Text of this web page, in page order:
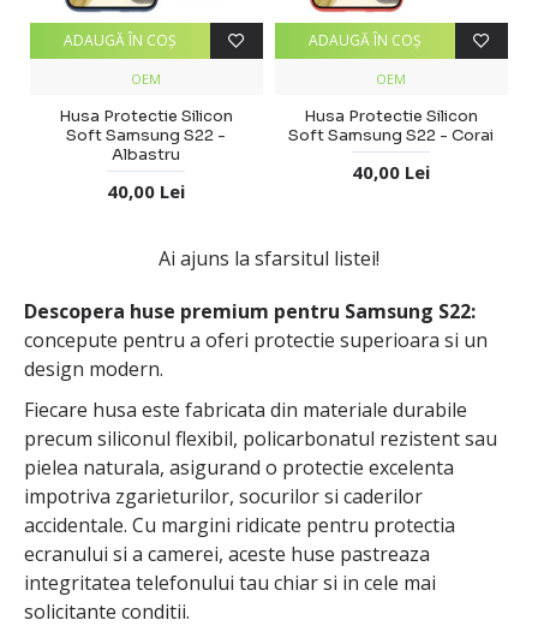
Descopera huse premium pentru Samsung S22:
concepute pentru a oferi protectie superioara si un
design modern.
Fiecare husa este fabricata din materiale durabile
precum siliconul flexibil, policarbonatul rezistent sau
pielea naturala, asigurand o protectie excelenta
impotriva zgarieturilor, socurilor si caderilor
accidentale. Cu margini ridicate pentru protectia
ecranului si a camerei, aceste huse pastreaza
integritatea telefonului tau chiar si in cele mai
solicitante conditii.
OEM
Husa Protectie Silicon
Soft Samsung S22 -
Albastru
40,00 Lei
ADAUGĂ ÎN COŞ
OEM
Husa Protectie Silicon
Soft Samsung S22 - Corai
40,00 Lei
ADAUGĂ ÎN COŞ
Ai ajuns la sfarsitul listei!